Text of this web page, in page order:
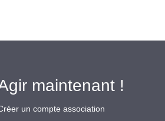
maintenant !
un compte association